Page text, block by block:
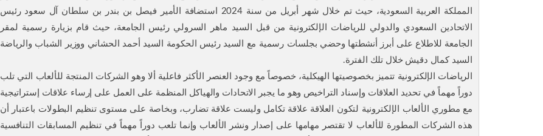
المملكة العربية السعودية، حيث تم خلال شهر أبريل من سنة 2024 استضافة الأمير فيصل بن بندر بن سلطان آل سعود رئيس
الاتحادين السعودي والدولي للرياضات الإلكترونية من قبل السيد ماهر السرولي رئيس الجامعة، حيث قام بزيارة رسمية لمقر
الجامعة للاطلاع على أبرز أنشطتها وحضي بجلسات رسمية مع السيد رئيس الحكومة السيد أحمد الحشاني ووزير الشباب والرياضة
السيد كمال دقيش خلال تلك الفترة.
الرياضات الإلكترونية تتميز بخصوصيتها الهيكلية، خصوصاً مع وجود العنصر الأكثر فاعلية ألا وهو الشركات المنتجة للألعاب التي تلب
دوراً مهماً في تحديد العلاقات وإسناد التراخيص وهو ما يجبر الاتحادات والهياكل المنظمة على العمل على إرساء علاقات إستراتيجية
مع مطوري الألعاب الإلكترونية لتكون العلاقة علاقة تكامل وليست علاقة تضارب، وبخاصة على مستوى تنظيم البطولات باعتبار أن
هذه الشركات المطورة للألعاب لا تقتصر مهامها على إصدار ونشر الألعاب وإنما تلعب دوراً مهماً في تنظيم المسابقات التنافسية